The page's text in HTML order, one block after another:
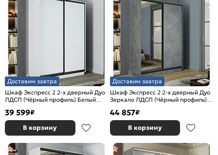
Доставим завтра
Шкаф Экспресс 2 2-х дверный Дуо
ЛДСП (Чёрный профиль) Белый
39 599₽
В корзину
Доставим завтра
Шкаф Экспресс 2 2-х дверный Дуо
Зеркало ЛДСП (Чёрный профиль)
44 857₽
В корзину